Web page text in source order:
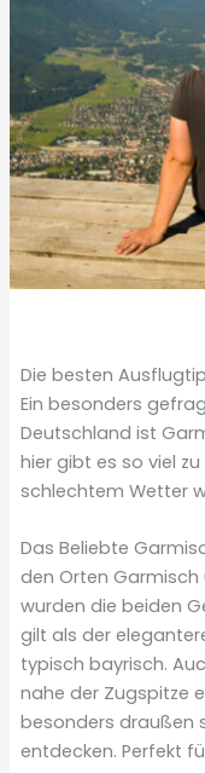
Die besten
Ein besonders
Deutschland ist
hier gibt es so viel
schlechtem Wetter
Das Beliebte
den Orten Garmisch
wurden die beiden
gilt als der
typisch bayrisch.
nahe der Zugspitze
besonders draußen
entdecken. Perfekt